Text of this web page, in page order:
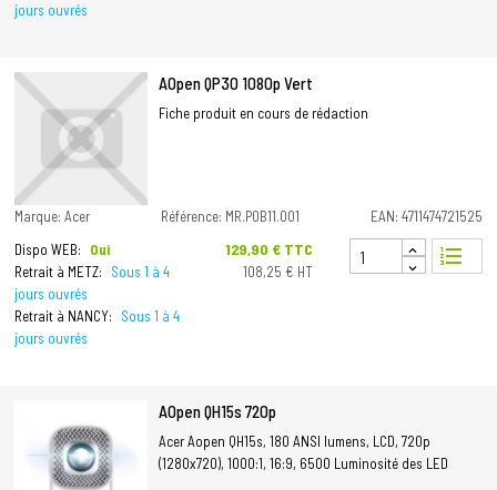
jours ouvrés
AOpen QP30 1080p Vert
Fiche produit en cours de rédaction
Marque: Acer Référence: MR.P0B11.001
EAN: 4711474721525
Dispo WEB:
Oui
Retrait à METZ:
Sous 1 à 4
jours ouvrés
Retrait à NANCY:
Sous 1 à 4
jours ouvrés
Prix
129,90 € TTC
108,25 € HT
format_list_numbered
AOpen QH15s 720p
Acer Aopen QH15s, 180 ANSI lumens, LCD, 720p
(1280x720), 1000:1, 16:9, 6500 Luminosité des LED